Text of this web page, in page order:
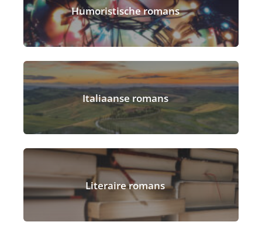
Humoristische romans
Italiaanse romans
Literaire romans